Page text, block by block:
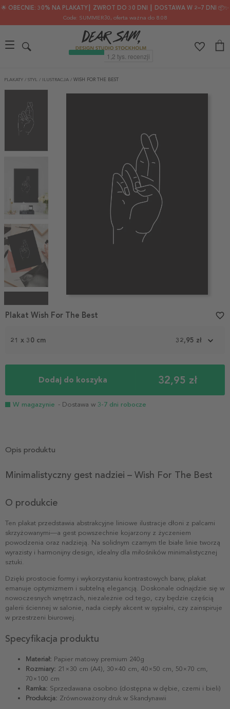
🌟 OBECNIE: 30% NA PLAKATY┃ ZWROT DO 30 DNI ┃ DOSTAWA W 2–7 DNI 📦✨
Code: SUMMER30, oferta ważna do 8.08
PLAKATY / STYL / ILUSTRACJA / WISH FOR THE BEST
Item
1
21 x 30 cm 32,95 zł
Dodaj do koszyka 32,95 zł
W magazynie - Dostawa w 3-7 dni robocze
Plakat Wish For The Best favorite_border
Opis produktu
Minimalistyczny gest nadziei – Wish For The Best
O produkcie
Ten plakat przedstawia abstrakcyjne liniowe ilustracje dłoni z palcami
skrzyżowanymi—a gest powszechnie kojarzony z życzeniem
powodzenia oraz nadzieją. Na solidnym czarnym tle białe linie tworzą
wyrazisty i harmonijny design, idealny dla miłośników minimalistycznej
sztuki.
Dzięki prostocie formy i wykorzystaniu kontrastowych barw, plakat
emanuje optymizmem i subtelną elegancją. Doskonale odnajdzie się w
nowoczesnych wnętrzach, niezależnie od tego, czy będzie częścią
galerii ściennej w salonie, nada ciepły akcent w sypialni, czy zainspiruje
w przestrzeni biurowej.
Specyfikacja produktu
Materiał: Papier matowy premium 240g
Rozmiary: 21×30 cm (A4), 30×40 cm, 40×50 cm, 50×70 cm,
70×100 cm
Ramka: Sprzedawana osobno (dostępna w dębie, czerni i bieli)
Produkcja: Zrównoważony druk w Skandynawii